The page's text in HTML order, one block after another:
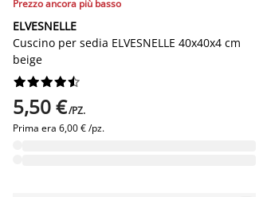
Prezzo ancora più basso
ELVESNELLE
Cuscino per sedia ELVESNELLE 40x40x4 cm
beige






5,50 €/PZ.
Prima era 6,00 € /pz.